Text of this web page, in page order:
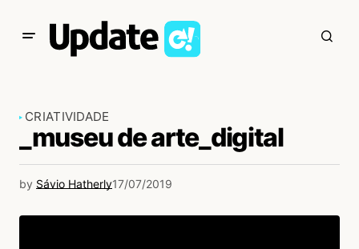
CRIATIVIDADE
_museu de arte_digital
by Sávio Hatherly17/07/2019